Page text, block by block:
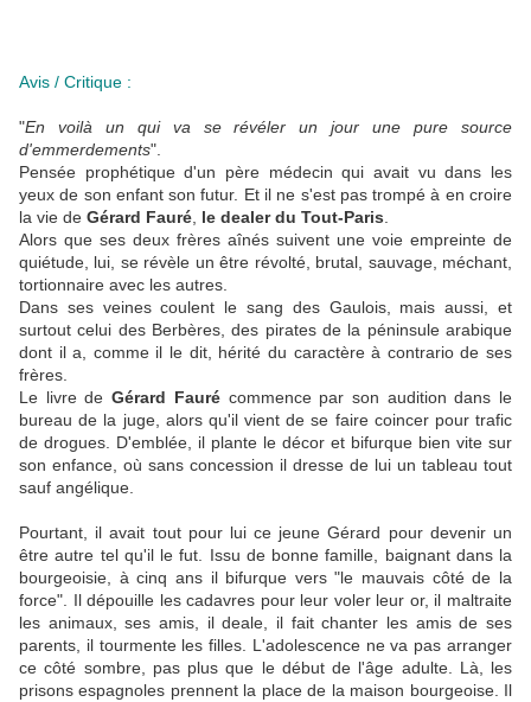
Avis / Critique :
"En voilà un qui va se révéler un jour une pure source
d'emmerdements".
Pensée prophétique d'un père médecin qui avait vu dans les
yeux de son enfant son futur. Et il ne s'est pas trompé à en croire
la vie de Gérard Fauré le dealer du Tout-Paris
Alors que ses deux frères aînés suivent une voie empreinte de
quiétude, lui, se révèle un être révolté, brutal, sauvage, méchant,
tortionnaire avec les autres.
Dans ses veines coulent le sang des Gaulois, mais aussi, et
surtout celui des Berbères, des pirates de la péninsule arabique
dont il a, comme il le dit, hérité du caractère à contrario de ses
frères.
Le livre deGérard Faurécommence par son audition dans le
bureau de la juge, alors qu'il vient de se faire coincer pour trafic
de drogues. D'emblée, il plante le décor et bifurque bien vite sur
son enfance, où sans concession il dresse de lui un tableau tout
sauf angélique.
Pourtant, il avait tout pour lui ce jeune Gérard pour devenir un
être autre tel qu'il le fut. Issu de bonne famille, baignant dans la
bourgeoisie, à cinq ans il bifurque vers "le mauvais côté de la
force". Il dépouille les cadavres pour leur voler leur or, il maltraite
les animaux, ses amis, il deale, il fait chanter les amis de ses
parents, il tourmente les filles. L'adolescence ne va pas arranger
ce côté sombre, pas plus que le début de l'âge adulte. Là, les
prisons espagnoles prennent la place de la maison bourgeoise. Il